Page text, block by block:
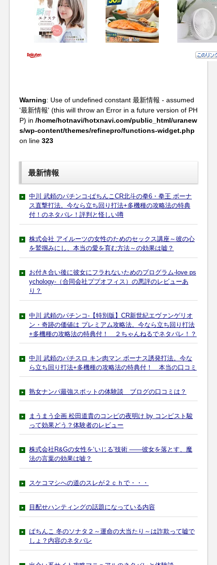
Warning: Use of undefined constant 最新情報 - assumed
'最新情報' (this will throw an Error in a future version of PH
P) in /home/hotnavi/hotxnavi.com/public_html/uranew
s/wp-content/themes/refinepro/functions-widget.php
on line 323
最新情報
中川 武頼のパチンコ-ぱちんこCR北斗の拳6・拳王 ボーナ
ス直撃打法。今なら立ち回り打法+多機種の攻略法の特典
付！のネタバレ！評判と怪しい噂
株式会社 アイルーツの女性のためのセックス講座～彼の心
を鷲掴みにし、本当の愛を育む方法～の効果は嘘？
お付き合い後に彼女にフラれないためのプログラム-love ps
ychology-（合同会社ププオフィス）の悪評のレビューあ
り？
中川 武頼のパチンコ-【特別版】CR新世紀エヴァンゲリオ
ン・奇跡の価値は プレミアム攻略法。今なら立ち回り打法
+多機種の攻略法の特典付！ ２ちゃんねるでネタバレ！？
中川 武頼のパチスロ キン肉マン ボーナス誘発打法。今な
ら立ち回り打法+多機種の攻略法の特典付！ 本当の口コミ
熟女ナンパ最強スポットの体験談 ブログの口コミは？
まうまう企画 松田道貴のコンピの夜明け by コンピスト駿
って効果どう？体験者のレビュー
株式会社R&Gの女性を‘いじる’技術 ――彼女を落とす、魔
法の言葉の効果は嘘？
スケコマシへの道のスレが２ｃｈで・・・
目配せハンティングの話題になっている内容
ぱちんこ 冬のソナタ２～運命の大当たり～は詐欺って嘘で
しょ？内容のネタバレ